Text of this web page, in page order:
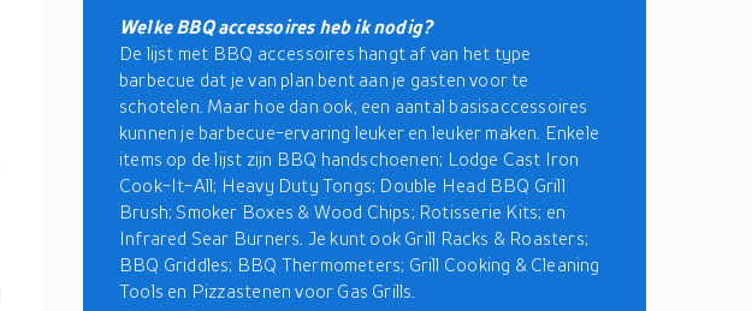
Welke BBQ accessoires heb ik nodig?
De lijst met BBQ accessoires hangt af van het type
barbecue dat je van plan bent aan je gasten voor te
schotelen. Maar hoe dan ook, een aantal basisaccessoires
kunnen je barbecue-ervaring leuker en leuker maken. Enkele
items op de lijst zijn BBQ handschoenen; Lodge Cast Iron
Cook-It-All; Heavy Duty Tongs; Double Head BBQ Grill
Brush; Smoker Boxes & Wood Chips; Rotisserie Kits; en
Infrared Sear Burners. Je kunt ook Grill Racks & Roasters;
BBQ Griddles; BBQ Thermometers; Grill Cooking & Cleaning
Tools en Pizzastenen voor Gas Grills.